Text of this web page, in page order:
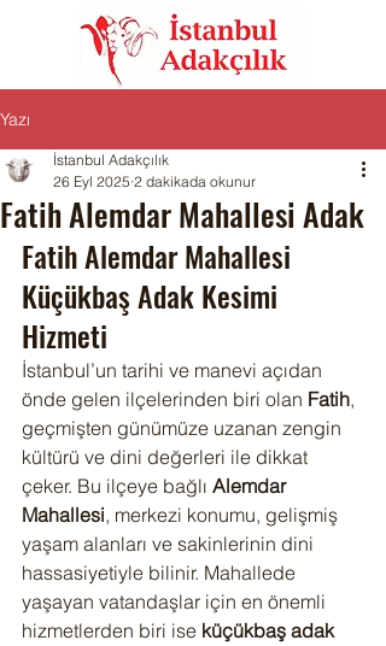
Yazı
Fatih Alemdar Mahallesi Adak
İstanbul Adakçılık
26 Eyl 2025 2 dakikada okunur
Fatih Alemdar Mahallesi
Küçükbaş Adak Kesimi
Hizmeti
İstanbul’un tarihi ve manevi açıdan
önde gelen ilçelerinden biri olan Fatih,
geçmişten günümüze uzanan zengin
kültürü ve dini değerleri ile dikkat
çeker. Bu ilçeye bağlı Alemdar
Mahallesi, merkezi konumu, gelişmiş
yaşam alanları ve sakinlerinin dini
hassasiyetiyle bilinir. Mahallede
yaşayan vatandaşlar için en önemli
hizmetlerden biri ise küçükbaş adak